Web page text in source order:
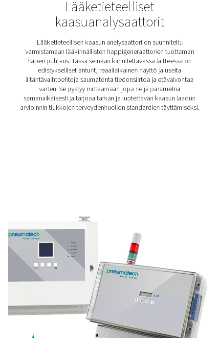
puhtauden itsenäisesti ja luotettavasti. Se on
testaukseen liikkeellä ollessa, ja se toimitetaan
and-play-kotelossa helppoa kuljetusta ja käyttöä
Analysaattori toimii ilman ylimääräisiä antureita tai
joten se on kätevä työkalu generaattorin
tarkistamiseen ja olemassa olevien antureiden
tarkistamiseen.
Lääketieteelliset
kaasuanalysaattorit
Lääketieteellisen kaasun analysaattori on
varmistamaan lääkinnällisten happigeneraattorien
hapen puhtaus. Tässä seinään kiinnitettävässä
edistykselliset anturit, reaaliaikainen näyttö ja